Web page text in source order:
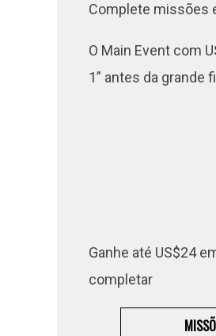
Complete missões
O Main Event com
1” antes da grande
Ganhe até US$24
completar